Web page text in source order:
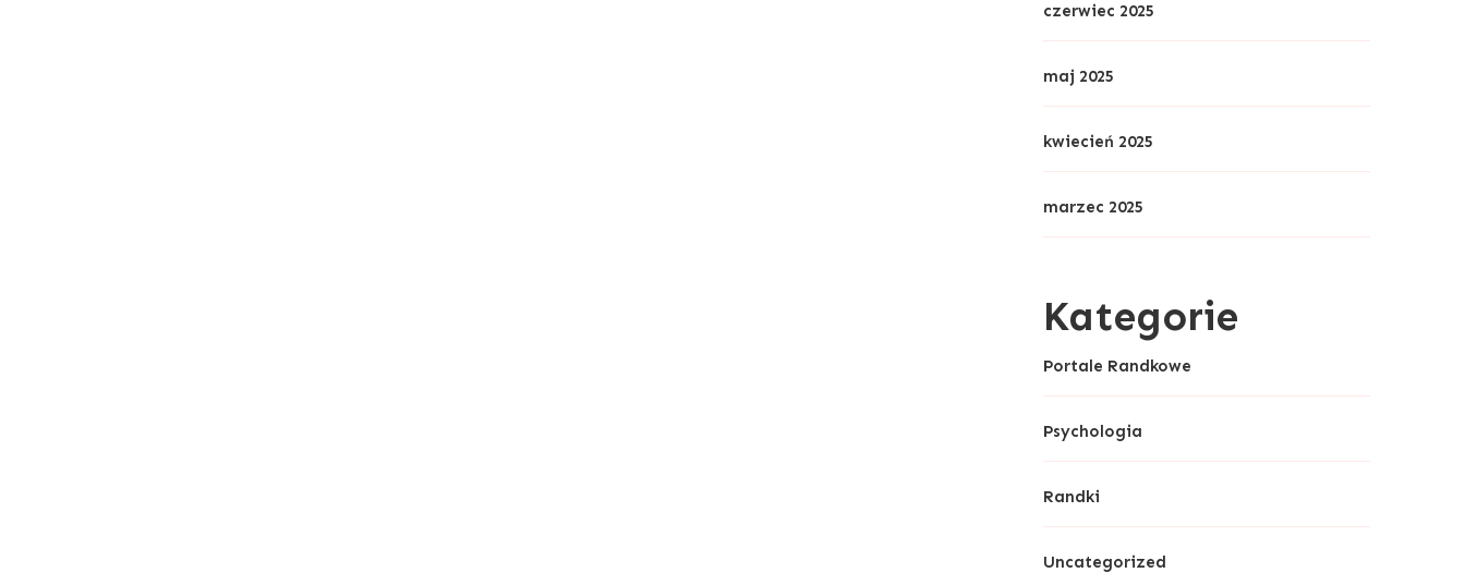
czerwiec 2025
maj 2025
kwiecień 2025
marzec 2025
Kategorie
Portale Randkowe
Psychologia
Randki
Uncategorized